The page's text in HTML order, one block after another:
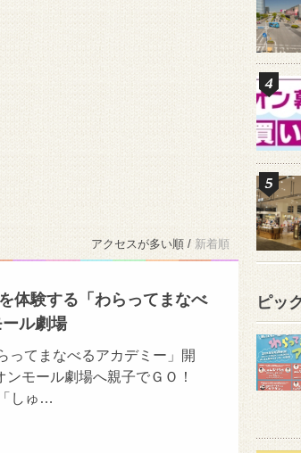
アクセスが多い順 / 新着順
体験する「わらってまなべ
ル劇場
ってまなべるアカデミー」開
モール劇場へ親子でＧＯ！
しゅ…
ピッ